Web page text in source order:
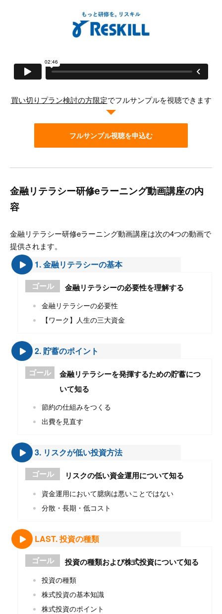
買い切りプラン検討の方限定でフルサンプルを視聴できます
フルサンプル視聴を申込む
金融リテラシー研修eラーニング動画講座の内
容
金融リテラシー研修eラーニング動画講座は次の4つの動画で
提供されます。
1. 金融リテラシーの基本
ゴール 金融リテラシーの必要性を理解する
金融リテラシーの必要性
【ワーク】人生の三大資金
2. 貯蓄のポイント
ゴール
金融リテラシーを発揮するための貯蓄につ
いて知る
節約の仕組みをつくる
出費を見直す
3. リスクが低い投資方法
ゴール リスクの低い資金運用について知る
資金運用において臆病は悪いことではない
分散・長期・低コスト
LAST. 投資の種類
ゴール 投資の種類および株式投資について知る
投資の種類
株式投資の基本知識
株式投資のポイント